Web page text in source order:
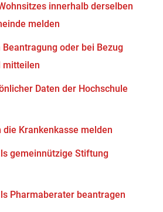
innerhalb derselben
melden
oder bei Bezug
mitteilen
Daten der Hochschule
die Krankenkasse melden
gemeinnützige Stiftung
Pharmaberater beantragen